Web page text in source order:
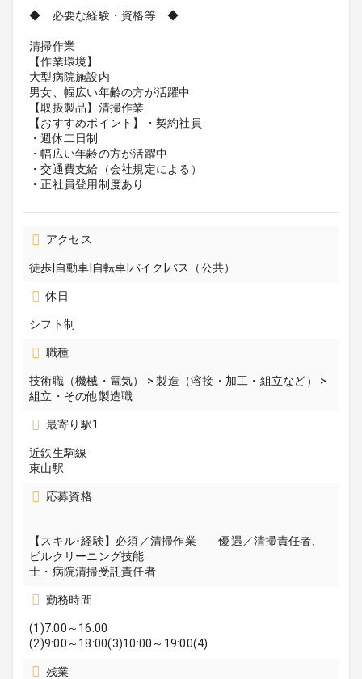
◆ 必要な経験・資格等 ◆
清掃作業
【作業環境】
大型病院施設内
男女、幅広い年齢の方が活躍中
【取扱製品】清掃作業
【おすすめポイント】・契約社員
・週休二日制
・幅広い年齢の方が活躍中
・交通費支給（会社規定による）
・正社員登用制度あり
アクセス
徒歩|自動車|自転車|バイク|バス（公共）
休日
シフト制
職種
技術職（機械・電気） > 製造（溶接・加工・組立など） >
組立・その他製造職
最寄り駅1
近鉄生駒線
東山駅
応募資格
【スキル･経験】必須／清掃作業 優遇／清掃責任者、
ビルクリーニング技能
士・病院清掃受託責任者
勤務時間
(1)7:00～16:00
(2)9:00～18:00(3)10:00～19:00(4)
残業